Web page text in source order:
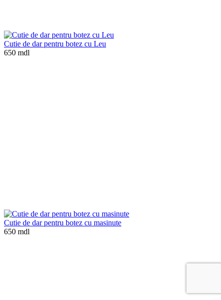
Cutie de dar pentru botez cu Leu
650 mdl
Cutie de dar pentru botez cu masinute
650 mdl